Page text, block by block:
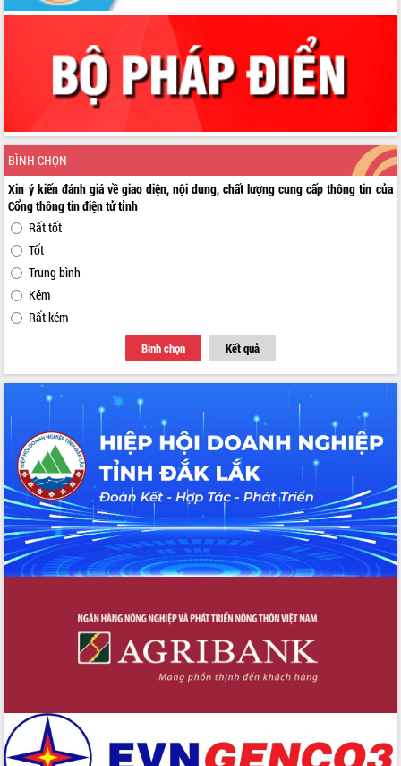
BÌNH CHỌN
Xin ý kiến đánh giá về giao diện, nội dung, chất lượng cung cấp thông tin của
Cổng thông tin điện tử tỉnh
Rất tốt
Tốt
Trung bình
Kém
Rất kém
Bình chọn Kết quả